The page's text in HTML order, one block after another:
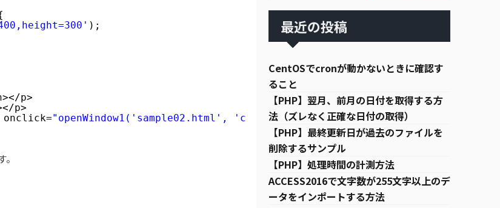
);
p>
p>
onclick="openWindow1('sample02.html', 'child_window1')">子ウィンドウ１を開く</a></p>
最近の投稿
CentOSでcronが動かないときに確認す
ること
【PHP】翌月、前月の日付を取得する方
法（ズレなく正確な日付の取得）
【PHP】最終更新日が過去のファイルを
削除するサンプル
【PHP】処理時間の計測方法
ACCESS2016で文字数が255文字以上のデ
ータをインポートする方法